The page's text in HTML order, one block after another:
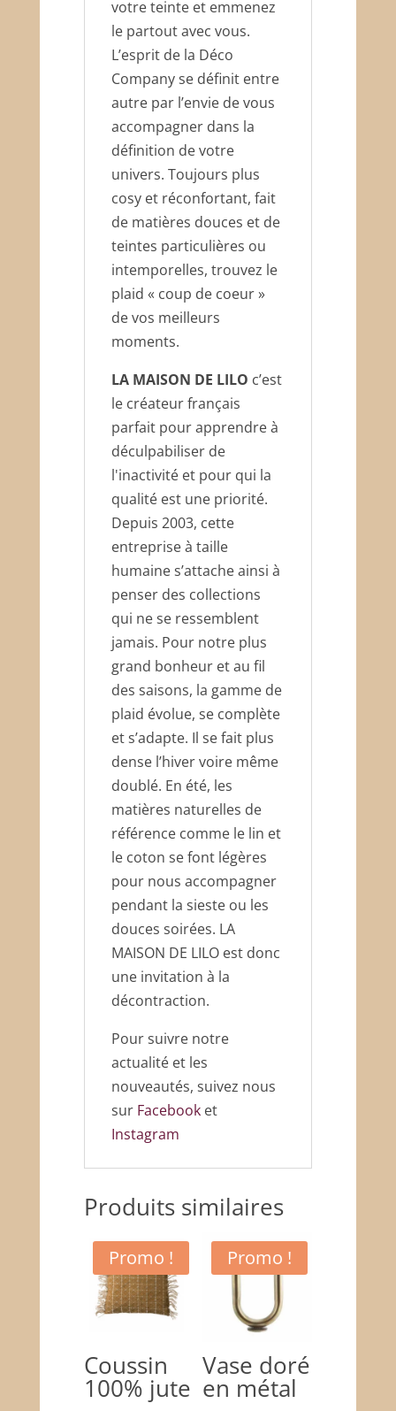
votre teinte et emmenez
le partout avec vous.
L’esprit de la Déco
Company se définit entre
autre par l’envie de vous
accompagner dans la
définition de votre
univers. Toujours plus
cosy et réconfortant, fait
de matières douces et de
teintes particulières ou
intemporelles, trouvez le
plaid « coup de coeur »
de vos meilleurs
moments.
LA MAISON DE LILO c’est
le créateur français
parfait pour apprendre à
déculpabiliser de
l'inactivité et pour qui la
qualité est une priorité.
Depuis 2003, cette
entreprise à taille
humaine s’attache ainsi à
penser des collections
qui ne se ressemblent
jamais. Pour notre plus
grand bonheur et au fil
des saisons, la gamme de
plaid évolue, se complète
et s’adapte. Il se fait plus
dense l’hiver voire même
doublé. En été, les
matières naturelles de
référence comme le lin et
le coton se font légères
pour nous accompagner
pendant la sieste ou les
douces soirées. LA
MAISON DE LILO est donc
une invitation à la
décontraction.
Pour suivre notre
actualité et les
nouveautés, suivez nous
sur Facebooket
Instagram
Produits similaires
Promo !
Coussin
100% jute
Promo !
Vase doré
en métal